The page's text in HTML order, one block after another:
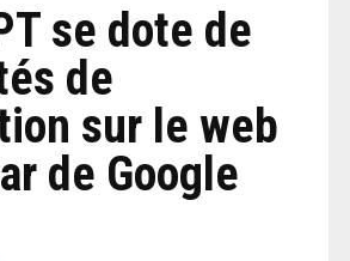
se dote de
de
sur le web
de Google